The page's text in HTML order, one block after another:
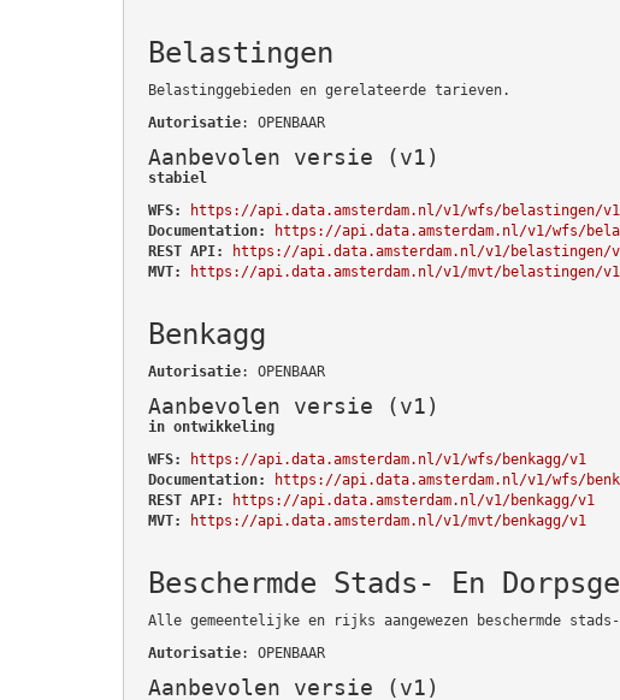
Belastingen
Belastinggebieden en gerelateerde tarieven.
Autorisatie: OPENBAAR
Aanbevolen versie (v1)
stabiel
WFS:
https://api.data.amsterdam.nl/v1/wfs/belastingen/v1
Documentation:
https://api.data.amsterdam.nl/v1/wfs/
REST API:
https://api.data.amsterdam.nl/v1/belastingen/
MVT:
https://api.data.amsterdam.nl/v1/mvt/belastingen/v1
Benkagg
Autorisatie: OPENBAAR
Aanbevolen versie (v1)
in ontwikkeling
WFS:
https://api.data.amsterdam.nl/v1/wfs/benkagg/v1
Documentation:
https://api.data.amsterdam.nl/v1/wfs/
REST API:
https://api.data.amsterdam.nl/v1/benkagg/v1
MVT:
https://api.data.amsterdam.nl/v1/mvt/benkagg/v1
Beschermde Stads- En
Alle gemeentelijke en rijks aangewezen beschermde stads-
Autorisatie: OPENBAAR
Aanbevolen versie (v1)